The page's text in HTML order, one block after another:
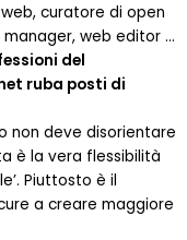
curatore di open
web editor …
del
ruba posti di
non deve disorientare
è la vera flessibilità
Piuttosto è il
a creare maggiore